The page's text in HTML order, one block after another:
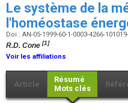
Le système de la
l'homéostase
Doi : AN-05-1999-60-1-0003-4266-
R.D. Cone [1]
Voir les affiliations
Article
Résumé
Mots clés